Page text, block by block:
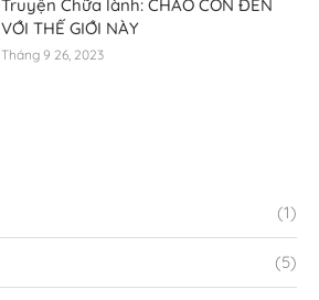
Truyện Chữa lành: CHÀO CON ĐẾN
VỚI THẾ GIỚI NÀY
Tháng 9 26, 2023
(1)
(5)